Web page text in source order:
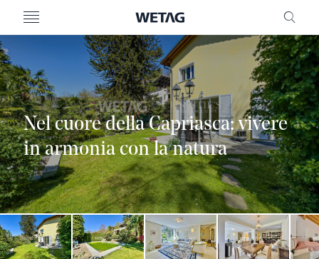
MENU
Nel cuore della Capriasca: vivere
in armonia con la natura